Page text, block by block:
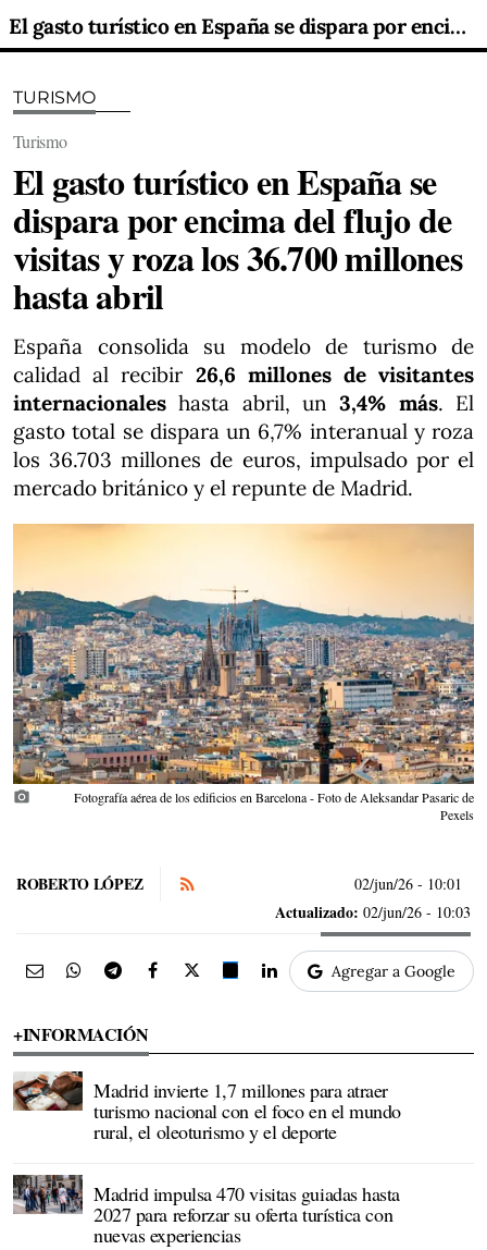
El gasto turístico en España se dispara por encima del flujo de visitas y roza los 36.700 millones hasta abril
TURISMO
Turismo
El gasto turístico en España se
dispara por encima del flujo de
visitas y roza los 36.700 millones
hasta abril
España consolida su modelo de turismo de
calidad al recibir 26,6 millones de visitantes
internacionales hasta abril, un3,4% más. El
gasto total se dispara un 6,7% interanual y roza
los 36.703 millones de euros, impulsado por el
mercado británico y el repunte de Madrid.
photo_camera
Fotografía aérea de los edificios en Barcelona - Foto de Aleksandar Pasaric de
Pexels
ROBERTO LÓPEZ 02/jun/26 - 10:01
Actualizado: 02/jun/26 - 10:03
Agregar a Google
+INFORMACIÓN
Madrid invierte 1,7 millones para atraer
turismo nacional con el foco en el mundo
rural, el oleoturismo y el deporte
Madrid impulsa 470 visitas guiadas hasta
2027 para reforzar su oferta turística con
nuevas experiencias